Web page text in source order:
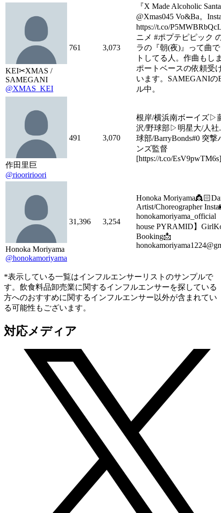
KEI✂︎XMAS /
SAMEGANI
@XMAS_KEI
761 3,073
『X Made Alcoholic
@Xmas045 Vo&Ba。
https://t.co/
ニメ #ポプテピピック
ラの『朝(夜)』って曲
トしてる人。作曲もし
ポートベースの依頼受
います。SAMEGANIの
ル中。
作田里巨
@riooririoori
491 3,070
根岸/横浜南ボーイズ▷
沢/野球部▷明星大/人社
球部/BarryBonds#0 突撃
ンズ監督
[https://t.co/EsV9pwTM6s]
Honoka Moriyama
@honokamoriyama
31,396 3,254
Honoka
Artist/Choreographer
honokamoriyama_official
house PYRAMID】
Booking📩
*表示している一覧はインフルエンサーリストのサンプルで
す。飲食料品卸売業に関するインフルエンサーを探している
方へのおすすめに関するインフルエンサー以外が含まれてい
る可能性もございます。
対応メディア